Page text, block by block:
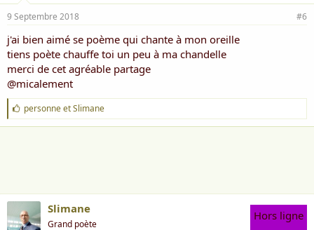
9 Septembre 2018 #6
j'ai bien aimé se poème qui chante à mon oreille
tiens poète chauffe toi un peu à ma chandelle
merci de cet agréable partage
@micalement
J
'
a
personneetSlimane
Slimane
Grand poète
Hors ligne